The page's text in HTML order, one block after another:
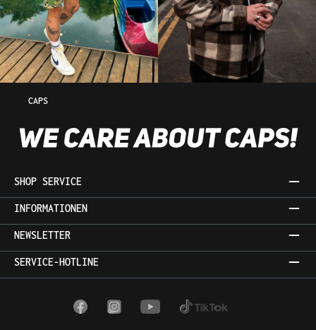
CAPS
SHOP SERVICE
INFORMATIONEN
NEWSLETTER
SERVICE-HOTLINE